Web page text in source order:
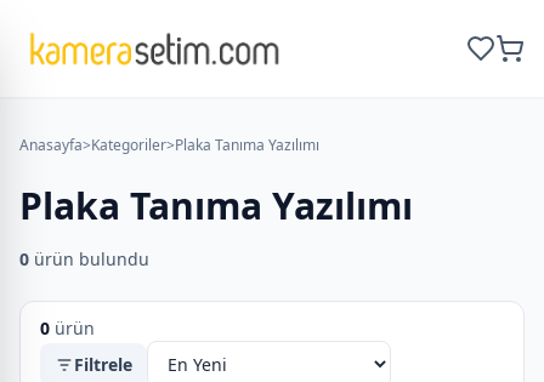
Anasayfa>Kategoriler>Plaka Tanıma Yazılımı
Plaka Tanıma Yazılımı
0 ürün bulundu
0 ürün
Filtrele